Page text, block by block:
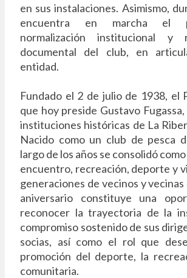
en sus instalaciones. Asimismo,
encuentra en marcha el
normalización institucional y
documental del club, en
entidad.
Fundado el 2 de julio de 1938, el
que hoy preside Gustavo
instituciones históricas de La
Nacido como un club de pesca
largo de los años se consolidó
encuentro, recreación, deporte y
generaciones de vecinos y
aniversario constituye una
reconocer la trayectoria de la
compromiso sostenido de sus
socias, así como el rol que
promoción del deporte, la
comunitaria.